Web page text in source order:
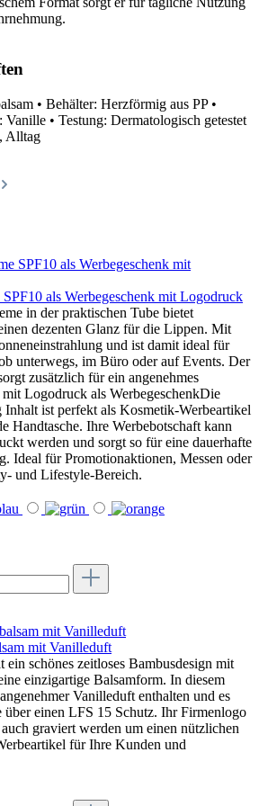
• Behälter: Herzförmig aus PP •
Vanille • Testung: Dermatologisch getestet
Alltag
als Werbegeschenk mit Logodruck
in der praktischen Tube bietet
dezenten Glanz für die Lippen. Mit
und ist damit ideal für
unterwegs, im Büro oder auf Events. Der
zusätzlich für ein angenehmes
Logodruck als WerbegeschenkDie
ist perfekt als Kosmetik-Werbeartikel
Handtasche. Ihre Werbebotschaft kann
werden und sorgt so für eine dauerhafte
Ideal für Promotionaktionen, Messen oder
und Lifestyle-Bereich.
mit Vanilleduft
ein schönes zeitloses Bambusdesign mit
einzigartige Balsamform. In diesem
Vanilleduft enthalten und es
über einen LFS 15 Schutz. Ihr Firmenlogo
graviert werden um einen nützlichen
für Ihre Kunden und